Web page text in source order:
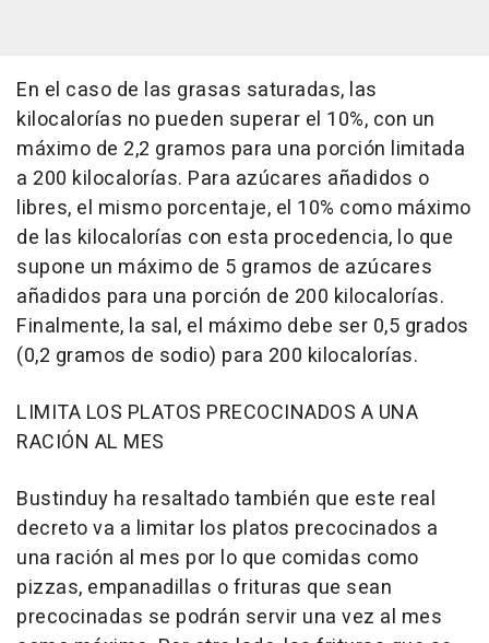
En el caso de las grasas saturadas, las
kilocalorías no pueden superar el 10%, con un
máximo de 2,2 gramos para una porción limitada
a 200 kilocalorías. Para azúcares añadidos o
libres, el mismo porcentaje, el 10% como máximo
de las kilocalorías con esta procedencia, lo que
supone un máximo de 5 gramos de azúcares
añadidos para una porción de 200 kilocalorías.
Finalmente, la sal, el máximo debe ser 0,5 grados
(0,2 gramos de sodio) para 200 kilocalorías.
LIMITA LOS PLATOS PRECOCINADOS A UNA
RACIÓN AL MES
Bustinduy ha resaltado también que este real
decreto va a limitar los platos precocinados a
una ración al mes por lo que comidas como
pizzas, empanadillas o frituras que sean
precocinadas se podrán servir una vez al mes